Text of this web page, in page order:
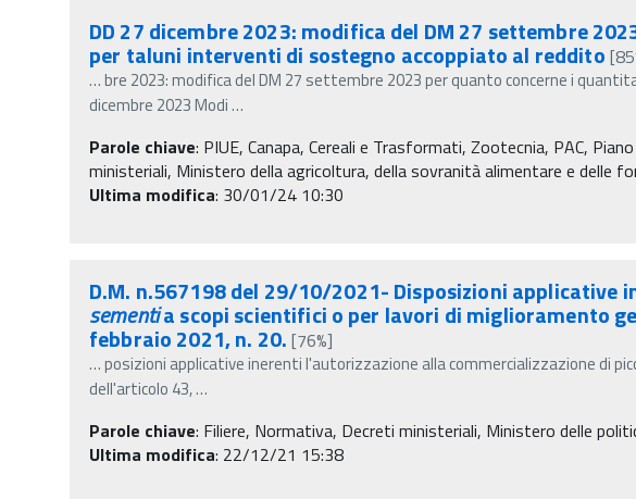
DD 27 dicembre 2023: modifica del DM 27 settembre
per taluni interventi di sostegno accoppiato al reddito
…bre 2023: modifica del DM 27 settembre 2023 per quanto concerne i
dicembre 2023 Modi…
Parole chiave: PIUE, Canapa, Cereali e Trasformati, Zootecnia, PAC,
ministeriali, Ministero della agricoltura, della sovranità alimentare e delle
Ultima modifica: 30/01/24 10:30
D.M. n.567198 del 29/10/2021- Disposizioni
sementia scopi scientifici o per lavori di miglioramento
febbraio 2021, n. 20.[76%]
…posizioni applicative inerenti l'autorizzazione alla commercializzazione di
dell'articolo 43,…
Parole chiave: Filiere, Normativa, Decreti ministeriali, Ministero delle
Ultima modifica: 22/12/21 15:38